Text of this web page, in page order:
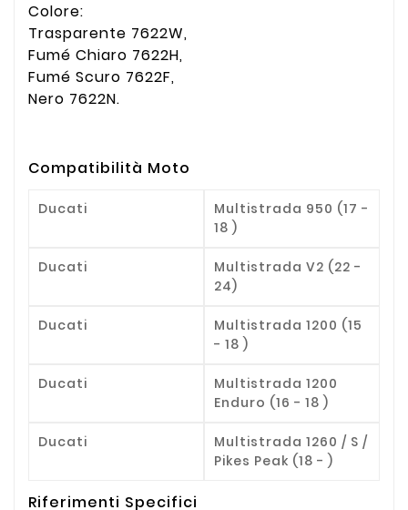
Colore:
Trasparente 7622W,
Fumé Chiaro 7622H,
Fumé Scuro 7622F,
Nero 7622N.
Compatibilità Moto
Ducati
Multistrada 950 (17 -
18 )
Ducati
Multistrada V2 (22 -
24)
Ducati
Multistrada 1200 (15
- 18 )
Ducati
Multistrada 1200
Enduro (16 - 18 )
Ducati
Multistrada 1260 / S /
Pikes Peak (18 - )
Riferimenti Specifici